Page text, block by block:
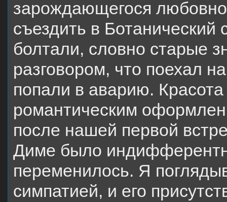
зарождающегося
съездить в
болтали, словно старые
разговором, что поехал
попали в аварию.
романтическим
после нашей первой
Диме было
переменилось. Я
симпатией, и его